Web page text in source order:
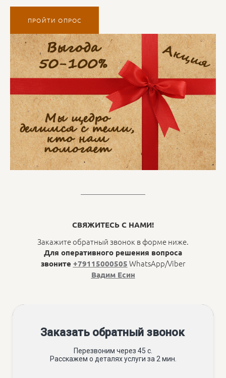
ПРОЙТИ ОПРОС
СВЯЖИТЕСЬ С НАМИ!
Закажите обратный звонок в форме ниже.
Для оперативного решения вопроса
звоните +79115000505 WhatsApp/Viber
Вадим Есин